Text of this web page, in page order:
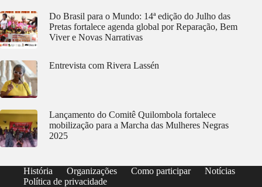
Do Brasil para o Mundo: 14ª edição do Julho das
Pretas fortalece agenda global por Reparação, Bem
Viver e Novas Narrativas
Entrevista com Rivera Lassén
Lançamento do Comitê Quilombola fortalece
mobilização para a Marcha das Mulheres Negras
2025
História Organizações Como participar
Notícias
Política de privacidade